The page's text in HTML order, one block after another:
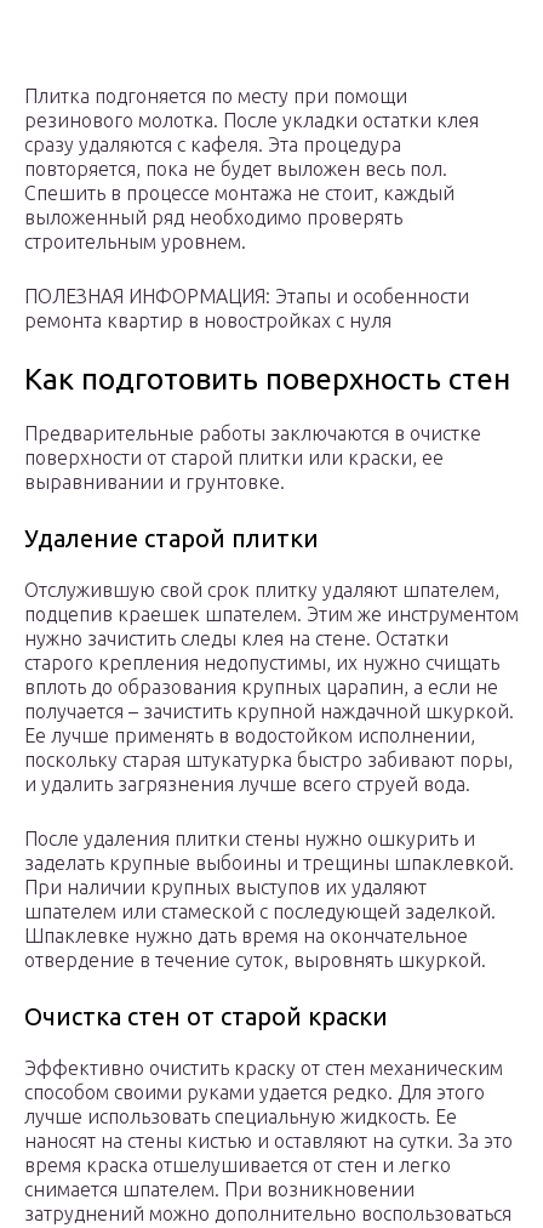
Плитка подгоняется по месту при помощи
резинового молотка. После укладки остатки клея
сразу удаляются с кафеля. Эта процедура
повторяется, пока не будет выложен весь пол.
Спешить в процессе монтажа не стоит, каждый
выложенный ряд необходимо проверять
строительным уровнем.
ПОЛЕЗНАЯ ИНФОРМАЦИЯ: Этапы и особенности
ремонта квартир в новостройках с нуля
Как подготовить поверхность стен
Предварительные работы заключаются в очистке
поверхности от старой плитки или краски, ее
выравнивании и грунтовке.
Удаление старой плитки
Отслужившую свой срок плитку удаляют шпателем,
подцепив краешек шпателем. Этим же инструментом
нужно зачистить следы клея на стене. Остатки
старого крепления недопустимы, их нужно счищать
вплоть до образования крупных царапин, а если не
получается – зачистить крупной наждачной шкуркой.
Ее лучше применять в водостойком исполнении,
поскольку старая штукатурка быстро забивают поры,
и удалить загрязнения лучше всего струей вода.
После удаления плитки стены нужно ошкурить и
заделать крупные выбоины и трещины шпаклевкой.
При наличии крупных выступов их удаляют
шпателем или стамеской с последующей заделкой.
Шпаклевке нужно дать время на окончательное
отвердение в течение суток, выровнять шкуркой.
Очистка стен от старой краски
Эффективно очистить краску от стен механическим
способом своими руками удается редко. Для этого
лучше использовать специальную жидкость. Ее
наносят на стены кистью и оставляют на сутки. За это
время краска отшелушивается от стен и легко
снимается шпателем. При возникновении
затруднений можно дополнительно воспользоваться